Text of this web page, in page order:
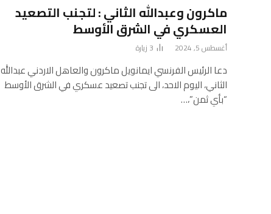
ماكرون وعبدالله الثاني : لتجنب التصعيد
العسكري في الشرق الأوسط
أغسطس 5, 2024 3 زيارة
دعا الرئيس الفرنسي ايمانويل ماكرون والعاهل الاردني عبدالله
الثاني، اليوم الاحد، الى تجنب تصعيد عسكري في الشرق الأوسط
“بأي ثمن”،…